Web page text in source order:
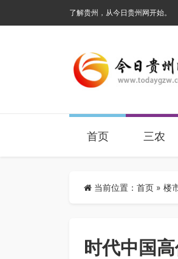
了解贵州，从今日贵州网开始。
首页 三农
当前位置： 首页 » 楼
时代中国